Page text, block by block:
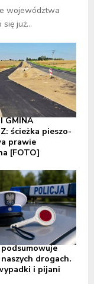
województwa
już...
GMINA
ścieżka pieszo-
prawie
[FOTO]
podsumowuje
drogach.
i pijani